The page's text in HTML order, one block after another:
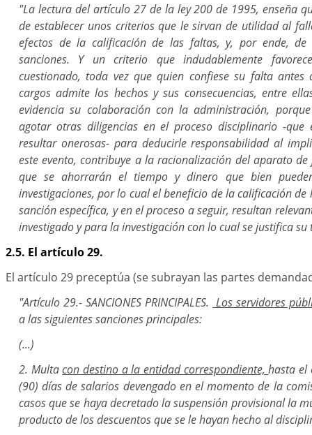
"La lectura del artículo 27 de la ley 200 de 1995, enseña
de establecer unos criterios que le sirvan de utilidad al
efectos de la calificación de las faltas, y, por ende,
sanciones. Y un criterio que indudablemente
cuestionado, toda vez que quien confiese su falta
cargos admite los hechos y sus consecuencias, entre
evidencia su colaboración con la administración,
agotar otras diligencias en el proceso disciplinario -que
resultar onerosas- para deducirle responsabilidad al
este evento, contribuye a la racionalización del aparato
que se ahorrarán el tiempo y dinero que bien
investigaciones, por lo cual el beneficio de la calificación
sanción específica, y en el proceso a seguir, resultan
investigado y para la investigación con lo cual se justifica
2.5. El artículo 29.
El artículo 29 preceptúa (se subrayan las partes
"Artículo 29.- SANCIONES PRINCIPALES. Los servidores
a las siguientes sanciones principales:
(...)
2. Multacon destino a la entidad correspondiente,hasta el
(90) días de salarios devengado en el momento de la
casos que se haya decretado la suspensión provisional la
producto de los descuentos que se le hayan hecho al